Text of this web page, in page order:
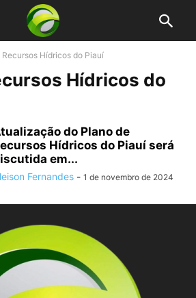
Recursos Hídricos do Piauí
Hídricos do
do Plano de
Hídricos do Piauí será
em...
Fernandes - 1 de novembro de 2024